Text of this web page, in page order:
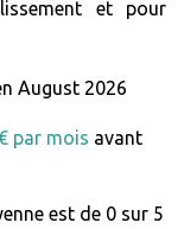
et pour
August 2026
par mois avant
est de 0 sur 5